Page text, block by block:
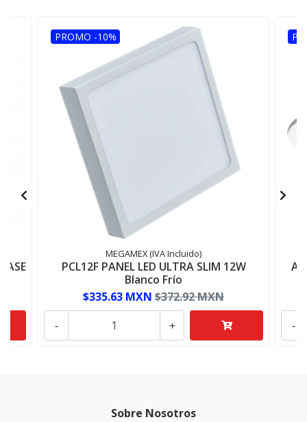
PROMO -10%
MEGAMEX (IVA Incluido)
PCL12F PANEL LED ULTRA SLIM 12W
Blanco Frío
$335.63 MXN $372.92 MXN
+
- -
Sobre Nosotros